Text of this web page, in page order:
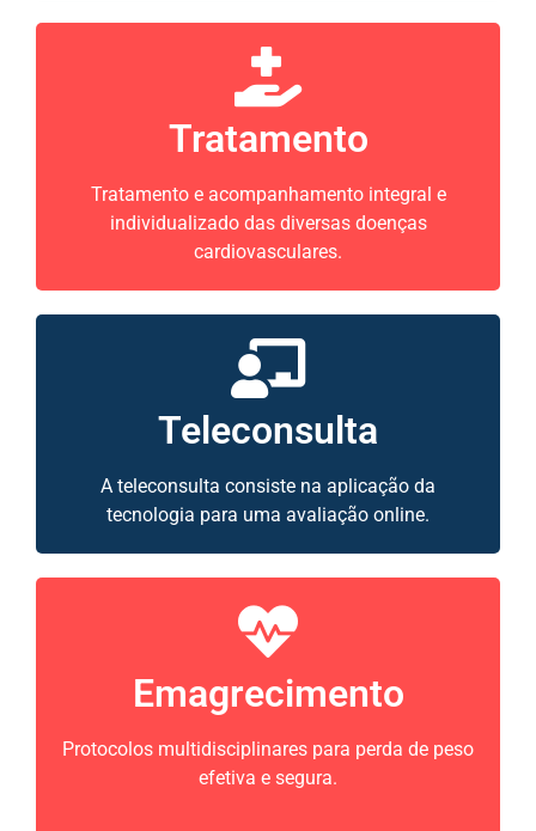
Tratamento
Tratamento e acompanhamento integral e
individualizado das diversas doenças
cardiovasculares.
Teleconsulta
A teleconsulta consiste na aplicação da
tecnologia para uma avaliação online.
Emagrecimento
Protocolos multidisciplinares para perda de peso
efetiva e segura.